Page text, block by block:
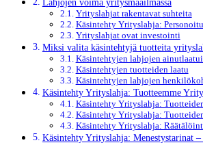
Lahjojen voima yritysmaailmassa
Yrityslahjat rakentavat suhteita
Käsintehty Yrityslahja:
Yrityslahjat ovat investointi
Miksi valita käsintehtyjä tuotteita
Käsintehtyjen lahjojen
Käsintehtyjen tuotteiden laatu
Käsintehtyjen lahjojen
Käsintehty Yrityslahja: Tuotteemme
Käsintehty Yrityslahja:
Käsintehty Yrityslahja:
Käsintehty Yrityslahja:
Käsintehty Yrityslahja: Menestystarinat